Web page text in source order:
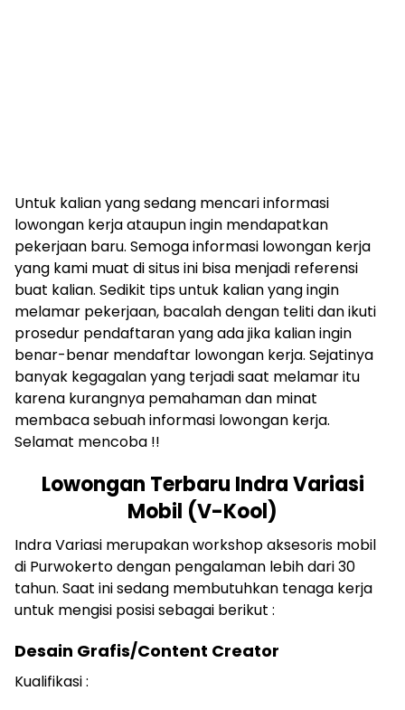
Untuk kalian yang sedang mencari informasi
lowongan kerja ataupun ingin mendapatkan
pekerjaan baru. Semoga informasi lowongan kerja
yang kami muat di situs ini bisa menjadi referensi
buat kalian. Sedikit tips untuk kalian yang ingin
melamar pekerjaan, bacalah dengan teliti dan ikuti
prosedur pendaftaran yang ada jika kalian ingin
benar-benar mendaftar lowongan kerja. Sejatinya
banyak kegagalan yang terjadi saat melamar itu
karena kurangnya pemahaman dan minat
membaca sebuah informasi lowongan kerja.
Selamat mencoba !!
Lowongan Terbaru Indra Variasi
Mobil (V-Kool)
Indra Variasi merupakan workshop aksesoris mobil
di Purwokerto dengan pengalaman lebih dari 30
tahun. Saat ini sedang membutuhkan tenaga kerja
untuk mengisi posisi sebagai berikut :
Desain Grafis/Content Creator
Kualifikasi :